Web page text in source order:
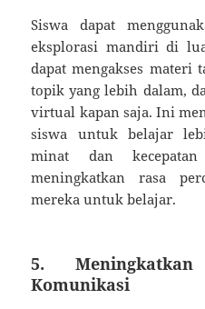
Siswa dapat
eksplorasi mandiri di
dapat mengakses materi
topik yang lebih dalam,
virtual kapan saja. Ini
siswa untuk belajar
minat dan
meningkatkan rasa
mereka untuk belajar.
5.
Komunikasi